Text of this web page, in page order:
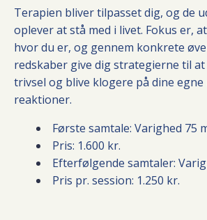
Terapien bliver tilpasset dig, og de
oplever at stå med i livet. Fokus er,
hvor du er, og gennem konkrete
redskaber give dig strategierne til
trivsel og blive klogere på dine
reaktioner.
Første samtale: Varighed 75
Pris: 1.600 kr.
Efterfølgende samtaler:
Pris pr. session: 1.250 kr.